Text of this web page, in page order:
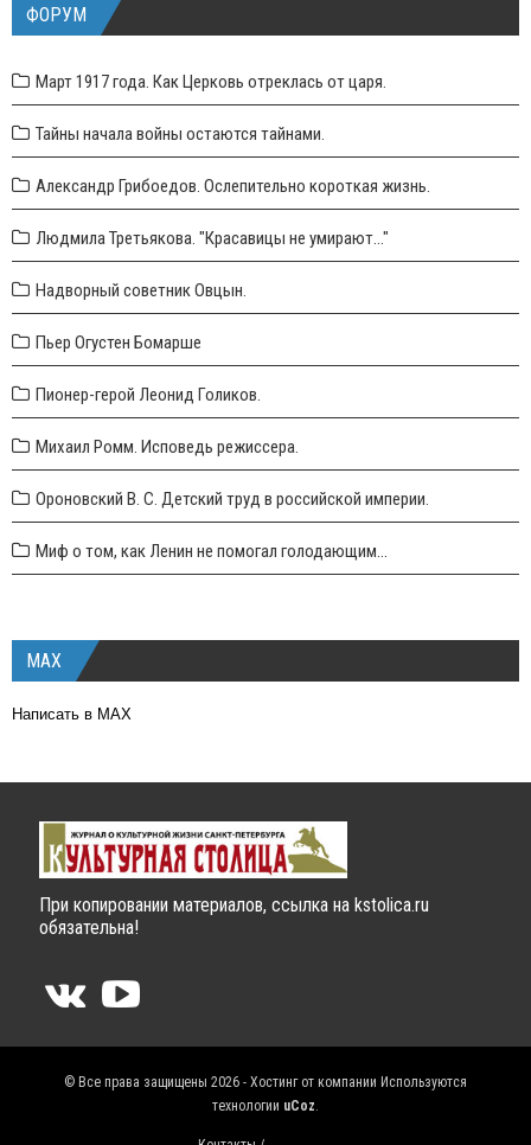
ФОРУМ
Март 1917 года. Как Церковь отреклась от царя.
Тайны начала войны остаются тайнами.
Александр Грибоедов. Ослепительно короткая жизнь.
Людмила Третьякова. "Красавицы не умирают..."
Надворный советник Овцын.
Пьер Огустен Бомарше
Пионер-герой Леонид Голиков.
Михаил Ромм. Исповедь режиссера.
Ороновский В. С. Детский труд в российской империи.
Миф о том, как Ленин не помогал голодающим...
MAX
Написать в MAX
При копировании материалов, ссылка на kstolica.ru
обязательна!
© Все права защищены 2026 - Хостинг от компании Используются
технологии uCoz